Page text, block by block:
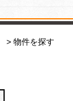
> 物件を探す